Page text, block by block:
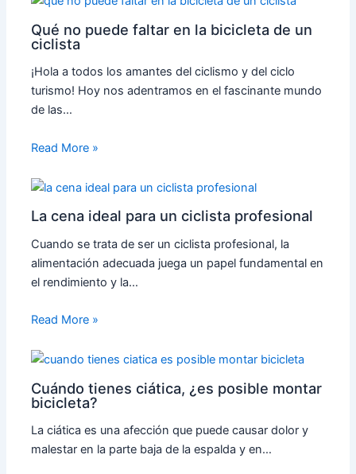
Qué no puede faltar en la bicicleta de un
ciclista
¡Hola a todos los amantes del ciclismo y del ciclo
turismo! Hoy nos adentramos en el fascinante mundo
de las…
Read More »
La cena ideal para un ciclista profesional
Cuando se trata de ser un ciclista profesional, la
alimentación adecuada juega un papel fundamental en
el rendimiento y la…
Read More »
Cuándo tienes ciática, ¿es posible montar
bicicleta?
La ciática es una afección que puede causar dolor y
malestar en la parte baja de la espalda y en…